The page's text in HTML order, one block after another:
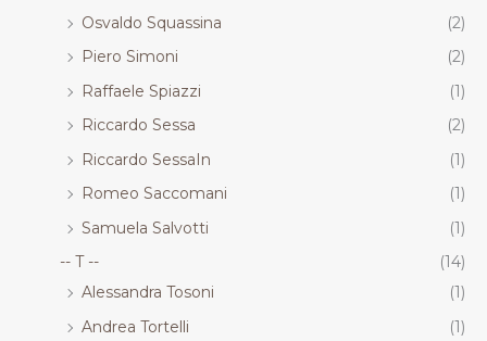
Osvaldo Squassina
(2)
Piero Simoni
(2)
Raffaele Spiazzi
(1)
Riccardo Sessa
(2)
Riccardo SessaIn
(1)
Romeo Saccomani
(1)
Samuela Salvotti
(1)
-- T --
(14)
Alessandra Tosoni
(1)
Andrea Tortelli
(1)